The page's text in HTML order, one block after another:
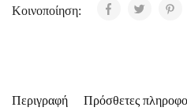
Κοινοποίηση:
Περιγραφή Πρόσθετες